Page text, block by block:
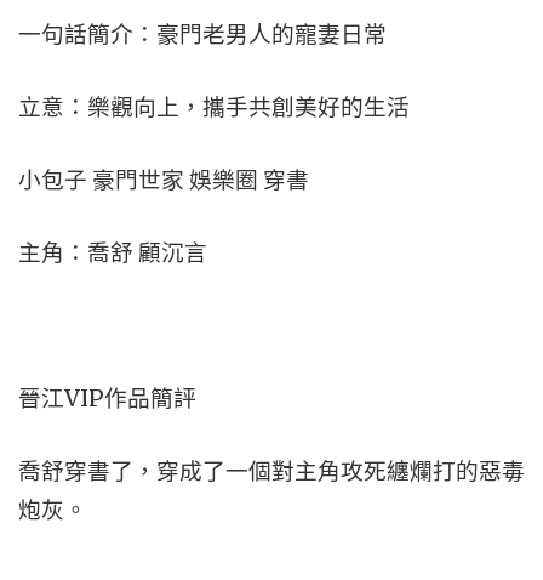
一句話簡介：豪門老男人的寵妻日常
立意：樂觀向上，攜手共創美好的生活
小包子 豪門世家 娛樂圈 穿書
主角：喬舒 顧沉言
晉江VIP作品簡評
喬舒穿書了，穿成了一個對主角攻死纏爛打的惡毒
炮灰。